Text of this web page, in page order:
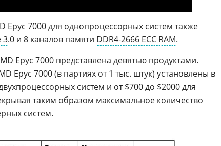
Epyc 7000 для однопроцессорных систем также
3.0 и 8 каналов памяти DDR4-2666 ECC RAM.
Epyc 7000 представлена девятью продуктами.
Epyc 7000 (в партиях от 1 тыс. штук) установлены в
систем и от $700 до $2000 для
таким образом максимальное количество
систем.